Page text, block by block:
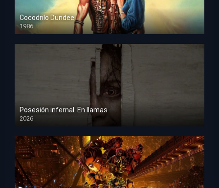
Cocodrilo Dundee
1986
HD 1080p
Posesión infernal. En llamas
2026
HD 1080p